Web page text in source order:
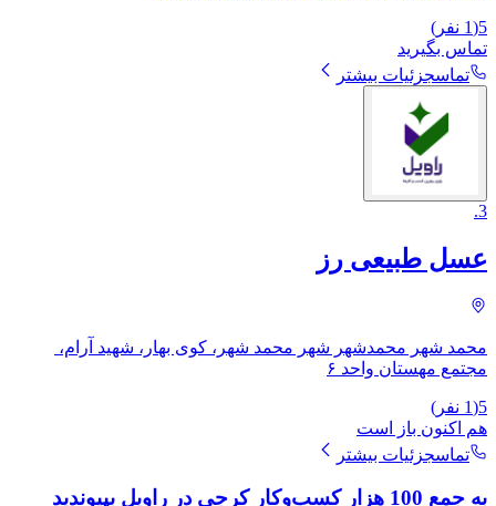
5
(
1 نفر)
تماس بگیرید
تماسجزئیات بیشتر
3
.
عسل طبیعی رز
محمد شهر محمدشهر شهر محمد شهر، کوی بهار، شهید آرام، ​
مجتمع مهستان واحد ۶
5
(
1 نفر)
هم اکنون باز است
تماسجزئیات بیشتر
به جمع 100 هزار کسب‌وکار کرجی در راویل بپیوندید